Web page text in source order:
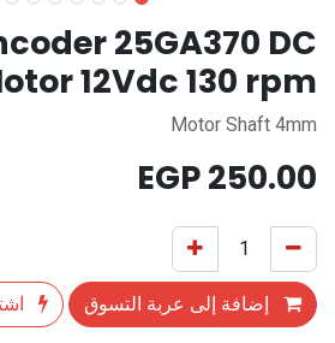
25GA370 DC
12Vdc 130 rpm
Motor Shaft 4mm
250.00
إضافة إلى عربة التسوق